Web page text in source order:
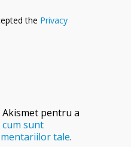
the Privacy
pentru a
cum sunt
tale.